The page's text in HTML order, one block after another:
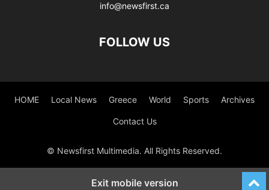
info@newsfirst.ca
FOLLOW US
HOME Local News Greece World Sports Archives
Contact Us
© Newsfirst Multimedia. All Rights Reserved.
Exit mobile version